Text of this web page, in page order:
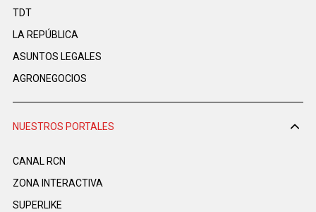
TDT
LA REPÚBLICA
ASUNTOS LEGALES
AGRONEGOCIOS
NUESTROS PORTALES
CANAL RCN
ZONA INTERACTIVA
SUPERLIKE